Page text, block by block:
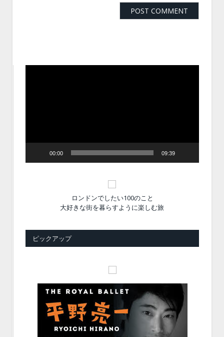
00:00 09:39
ロンドンでしたい100のこと
大好きな街を暮らすように楽しむ旅
ピックアップ